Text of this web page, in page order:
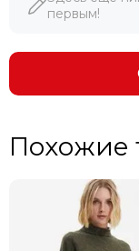
первым!
Похожие